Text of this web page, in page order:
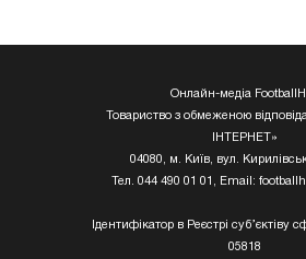
Онлайн-медіа
Товариство з обмеженою
ІНТЕРНЕТ»
04080, м. Київ, вул.
Тел. 044 490 01 01, Email:
Ідентифікатор в Реєстрі суб’єктіву
05818